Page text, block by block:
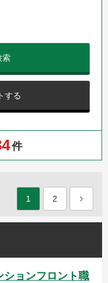
する
索
4件
1 2
ションフロント職